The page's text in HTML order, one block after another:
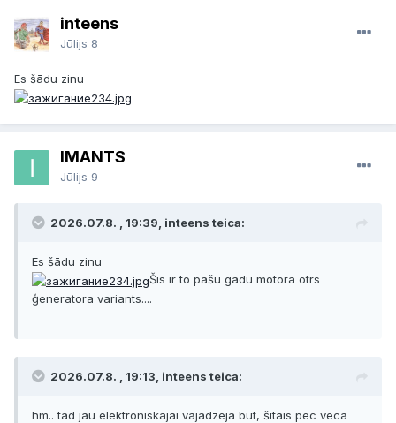
inteens
Jūlijs 8
Es šādu zinu
IMANTS
Jūlijs 9
2026.07.8. , 19:39, inteens teica:
Es šādu zinu
Šis ir to pašu gadu motora otrs
ģeneratora variants....
2026.07.8. , 19:13, inteens teica:
hm.. tad jau elektroniskajai vajadzēja būt, šitais pēc vecā